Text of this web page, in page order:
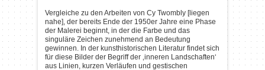
Vergleiche zu den Arbeiten von Cy Twombly [liegen
nahe], der bereits Ende der 1950er Jahre eine Phase
der Malerei beginnt, in der die Farbe und das
singuläre Zeichen zunehmend an Bedeutung
gewinnen. In der kunsthistorischen Literatur findet sich
für diese Bilder der Begriff der ‚inneren Landschaften‘
aus Linien, kurzen Verläufen und gestischen